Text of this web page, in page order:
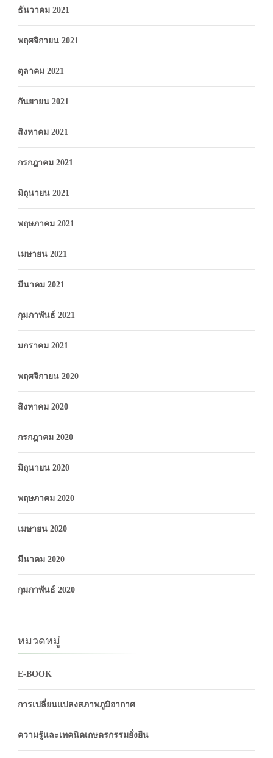
ธันวาคม 2021
พฤศจิกายน 2021
ตุลาคม 2021
กันยายน 2021
สิงหาคม 2021
กรกฎาคม 2021
มิถุนายน 2021
พฤษภาคม 2021
เมษายน 2021
มีนาคม 2021
กุมภาพันธ์ 2021
มกราคม 2021
พฤศจิกายน 2020
สิงหาคม 2020
กรกฎาคม 2020
มิถุนายน 2020
พฤษภาคม 2020
เมษายน 2020
มีนาคม 2020
กุมภาพันธ์ 2020
หมวดหมู่
E-BOOK
การเปลี่ยนแปลงสภาพภูมิอากาศ
ความรู้และเทคนิคเกษตรกรรมยั่งยืน